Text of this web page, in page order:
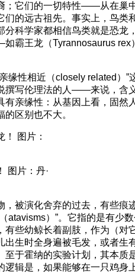
；它们的一切特性——从在巢
的远古祖先。事实上，鸟类
分科学家都相信鸟类就是恐龙
霸王龙（Tyrannosaurus
缘性相近（closely related）
写伦理法的人——来说，含
有亲缘性：从基因上看，固然
区别也不大。
图片：丹·
，被演化舍弃的过去，有些
atavisms）”。它指的是有少
有些幼鲸长着副肢，作为（对
出生时全身遍被毛发，或者生
至于霍纳的实验计划，其本质
逻辑是，如果能够在一只鸡身